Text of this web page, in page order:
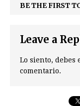
BE THE FIRST
Leave a
Lo siento, debes
comentario.